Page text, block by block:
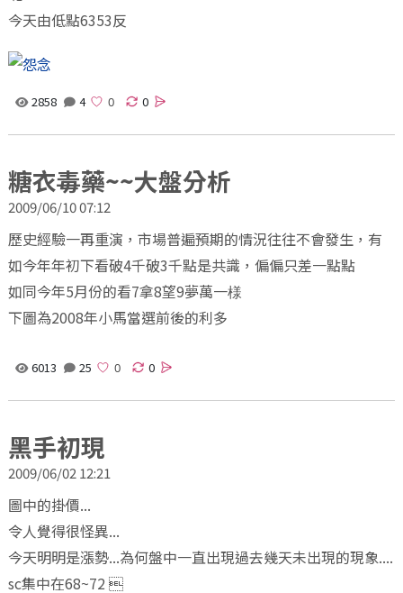
今天由低點6353反
2858 4 0
糖衣毒藥~~大盤分析
2009/06/10 07:12
歷史經驗一再重演，市場普遍預期的情況往往不會發生，有
如今年年初下看破4千破3千點是共識，偏偏只差一點點
如同今年5月份的看7拿8望9夢萬一様
下圖為2008年小馬當選前後的利多
6013 25 0
黑手初現
2009/06/02 12:21
圖中的掛價...
令人覺得很怪異...
今天明明是漲勢...為何盤中一直出現過去幾天未出現的現象....
sc集中在68~72 